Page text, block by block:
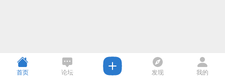
首页 论坛 发现 我的